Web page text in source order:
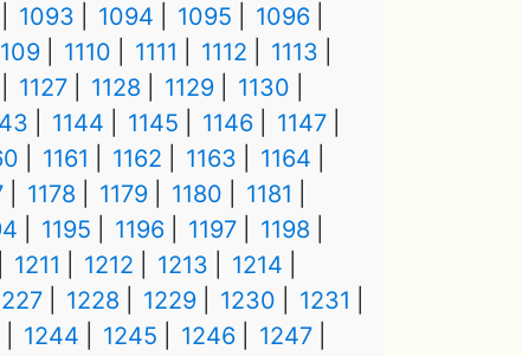
1093 1094 1095
1096
1110 1111 1112
1113
1127 1128 1129
1130
1144 1145 1146
1147
1161 1162 1163
1164
1178 1179 1180
1181
1195 1196 1197
1198
1211 1212 1213
1214
1228 1229 1230
1231
1244 1245 1246
1247